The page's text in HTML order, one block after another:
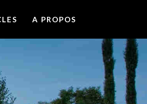
A PROPOS